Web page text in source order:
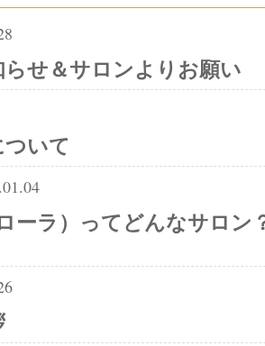
せ＆サロンよりお願い
いて
ーラ）ってどんなサロ